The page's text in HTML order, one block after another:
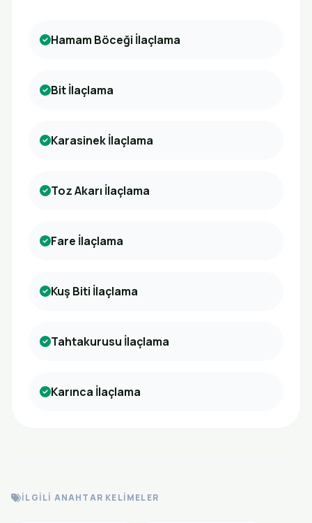
Hamam Böceği İlaçlama
Bit İlaçlama
Karasinek İlaçlama
Toz Akarı İlaçlama
Fare İlaçlama
Kuş Biti İlaçlama
Tahtakurusu İlaçlama
Karınca İlaçlama
İLGILI ANAHTAR KELIMELER